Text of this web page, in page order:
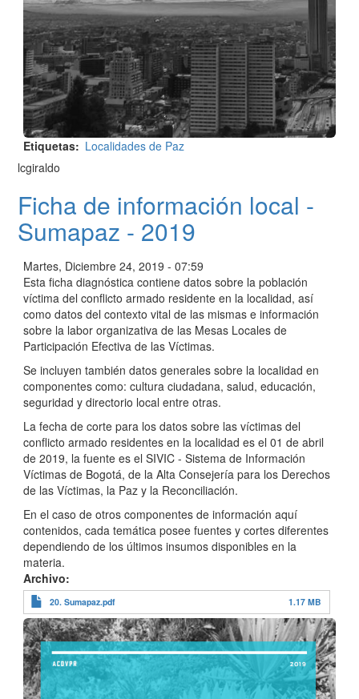
Etiquetas
Localidades de Paz
lcgiraldo
Ficha de información local -
Sumapaz - 2019
Martes, Diciembre 24, 2019 - 07:59
Esta ficha diagnóstica contiene datos sobre la población
víctima del conflicto armado residente en la localidad, así
como datos del contexto vital de las mismas e información
sobre la labor organizativa de las Mesas Locales de
Participación Efectiva de las Víctimas.
Se incluyen también datos generales sobre la localidad en
componentes como: cultura ciudadana, salud, educación,
seguridad y directorio local entre otras.
La fecha de corte para los datos sobre las víctimas del
conflicto armado residentes en la localidad es el 01 de abril
de 2019, la fuente es el SIVIC - Sistema de Información
Víctimas de Bogotá, de la Alta Consejería para los Derechos
de las Víctimas, la Paz y la Reconciliación.
En el caso de otros componentes de información aquí
contenidos, cada temática posee fuentes y cortes diferentes
dependiendo de los últimos insumos disponibles en la
materia.
Archivo
20. Sumapaz.pdf 1.17 MB